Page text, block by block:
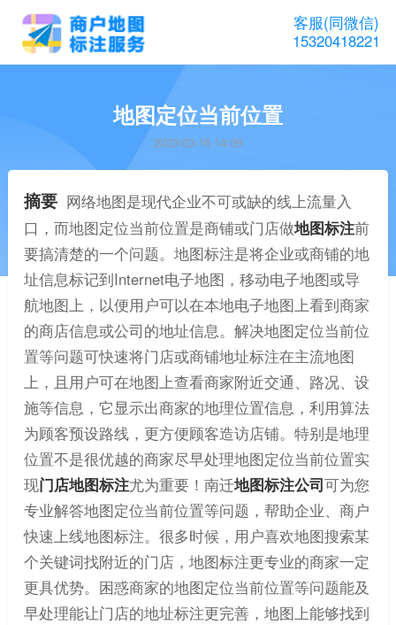
客服(同微信)
15320418221
地图定位当前位置
2023-03-16 14:09
摘要 网络地图是现代企业不可或缺的线上流量入
口，而地图定位当前位置是商铺或门店做地图标注前
要搞清楚的一个问题。地图标注是将企业或商铺的地
址信息标记到Internet电子地图，移动电子地图或导
航地图上，以便用户可以在本地电子地图上看到商家
的商店信息或公司的地址信息。解决地图定位当前位
置等问题可快速将门店或商铺地址标注在主流地图
上，且用户可在地图上查看商家附近交通、路况、设
施等信息，它显示出商家的地理位置信息，利用算法
为顾客预设路线，更方便顾客造访店铺。特别是地理
位置不是很优越的商家尽早处理地图定位当前位置实
现门店地图标注尤为重要！南迁地图标注公司可为您
专业解答地图定位当前位置等问题，帮助企业、商户
快速上线地图标注。很多时候，用户喜欢地图搜索某
个关键词找附近的门店，地图标注更专业的商家一定
更具优势。困惑商家的地图定位当前位置等问题能及
早处理能让门店的地址标注更完善，地图上能够找到